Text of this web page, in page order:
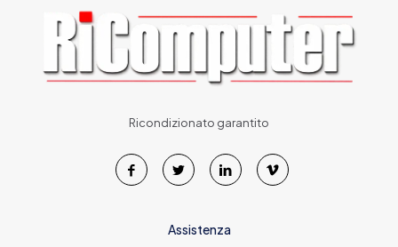
Ricondizionato garantito
Assistenza